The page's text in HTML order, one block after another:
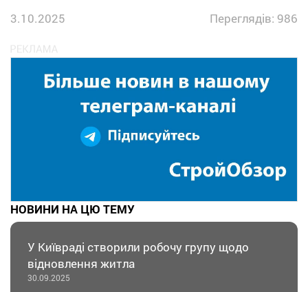
3.10.2025
Переглядів: 986
НОВИНИ НА ЦЮ ТЕМУ
У Київраді створили робочу групу щодо
відновлення житла
30.09.2025